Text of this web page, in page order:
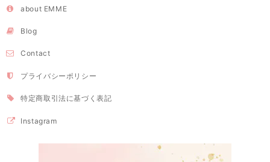
about EMME
Blog
Contact
プライバシーポリシー
特定商取引法に基づく表記
Instagram